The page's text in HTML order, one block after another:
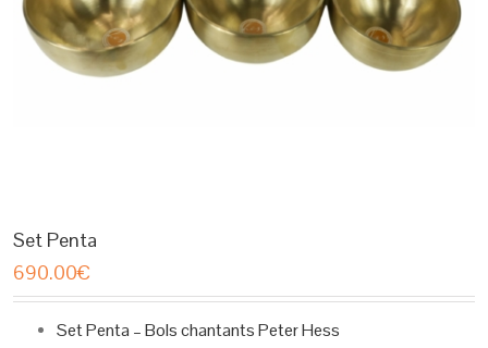
Set Penta
690.00€
Set Penta – Bols chantants Peter Hess